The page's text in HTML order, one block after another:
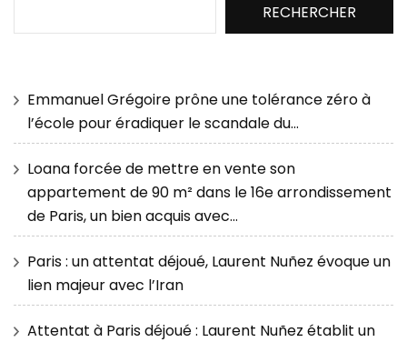
RECHERCHER
Emmanuel Grégoire prône une tolérance zéro à
l’école pour éradiquer le scandale du…
Loana forcée de mettre en vente son
appartement de 90 m² dans le 16e arrondissement
de Paris, un bien acquis avec…
Paris : un attentat déjoué, Laurent Nuñez évoque un
lien majeur avec l’Iran
Attentat à Paris déjoué : Laurent Nuñez établit un